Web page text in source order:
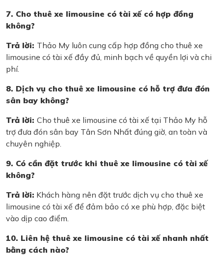
7. Cho thuê xe limousine có tài xế có hợp đồng
không?
Trả lời: Thảo My luôn cung cấp hợp đồng cho thuê xe
limousine có tài xế đầy đủ, minh bạch về quyền lợi và chi
phí.
8. Dịch vụ cho thuê xe limousine có hỗ trợ đưa đón
sân bay không?
Trả lời: Cho thuê xe limousine có tài xế tại Thảo My hỗ
trợ đưa đón sân bay Tân Sơn Nhất đúng giờ, an toàn và
chuyên nghiệp.
9. Có cần đặt trước khi thuê xe limousine có tài xế
không?
Trả lời: Khách hàng nên đặt trước dịch vụ cho thuê xe
limousine có tài xế để đảm bảo có xe phù hợp, đặc biệt
vào dịp cao điểm.
10. Liên hệ thuê xe limousine có tài xế nhanh nhất
bằng cách nào?